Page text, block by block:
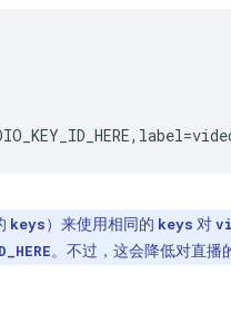
=
keys）来使用相同的 keys 对
。不过，这会降低对直播